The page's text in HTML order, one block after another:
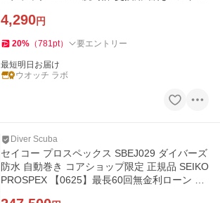
4,290円
20% （781pt） 要エントリー
最短明日お届け
ウオッチ ラボ
Diver Scuba
セイコー プロスペックス SBEJ029 ダイバーズ
防水 自動巻き コアショップ限定 正規品 SEIKO
PROSPEX 【0625】最長60回無金利ローン 爆